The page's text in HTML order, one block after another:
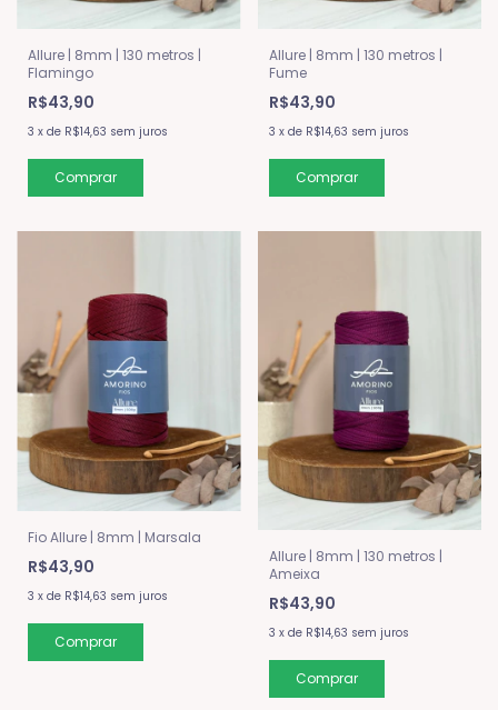
Allure | 8mm | 130 metros |
Flamingo
R$43,90
3 x de R$14,63 sem juros
Allure | 8mm | 130 metros |
Fume
R$43,90
3 x de R$14,63 sem juros
Fio Allure | 8mm | Marsala
R$43,90
3 x de R$14,63 sem juros
Allure | 8mm | 130 metros |
Ameixa
R$43,90
3 x de R$14,63 sem juros